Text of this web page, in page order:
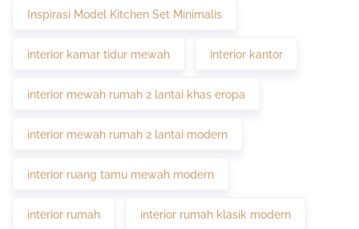
Inspirasi Model Kitchen Set Minimalis
interior kamar tidur mewah interior kantor
interior mewah rumah 2 lantai khas eropa
interior mewah rumah 2 lantai modern
interior ruang tamu mewah modern
interior rumah interior rumah klasik modern